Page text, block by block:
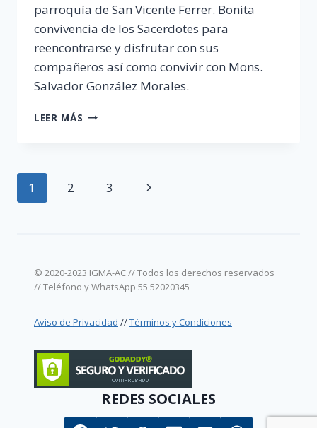
parroquía de San Vicente Ferrer. Bonita
convivencia de los Sacerdotes para
reencontrarse y disfrutar con sus
compañeros así como convivir con Mons.
Salvador González Morales.
LEER MÁS EVENTO
Navegación
1 2 3
Siguiente
© 2020-2023 IGMA-AC // Todos los derechos reservados
// Teléfono y WhatsApp 55 52020345
Aviso de Privacidad //Términos y Condiciones
REDES SOCIALES